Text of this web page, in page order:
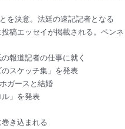
意。法廷の速記記者となる
稿エッセイが掲載される。ペンネ
報道記者の仕事に就く
スケッチ集」を発表
ースと結婚
」を発表
き込まれる